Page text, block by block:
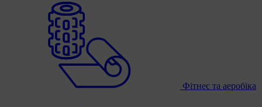
Фітнес та аеробіка